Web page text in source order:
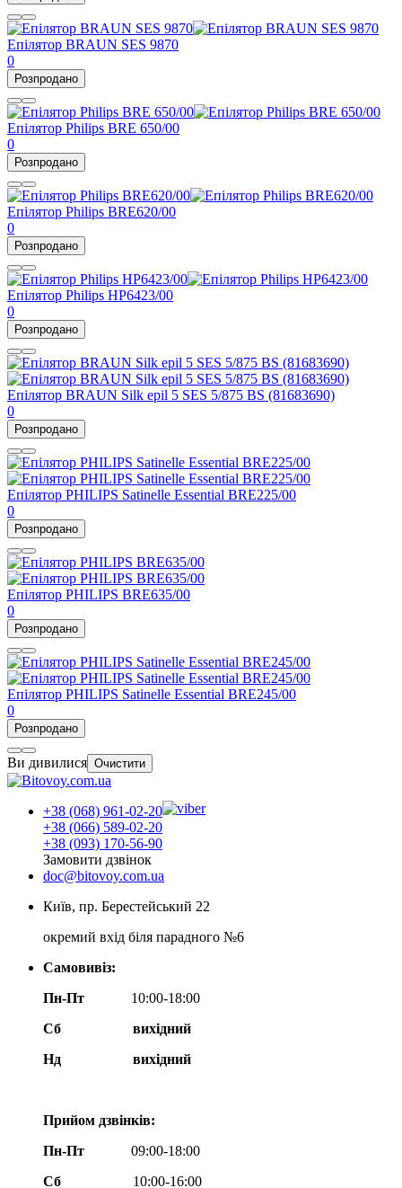
Епілятор BRAUN SES 9870
0
Розпродано
Епілятор Philips BRE 650/00
0
Розпродано
Епілятор Philips BRE620/00
0
Розпродано
Епілятор Philips HP6423/00
0
Розпродано
Епілятор BRAUN Silk epil 5 SES 5/875 BS (81683690)
0
Розпродано
Епілятор PHILIPS Satinelle Essential BRE225/00
0
Розпродано
Епілятор PHILIPS BRE635/00
0
Розпродано
Епілятор PHILIPS Satinelle Essential BRE245/00
0
Розпродано
Ви дивилися Очистити
+38 (068) 961-02-20
+38 (066) 589-02-20
+38 (093) 170-56-90
Замовити дзвінок
doc@bitovoy.com.ua
Київ, пр. Берестейський 22
окремий вхід біля парадного №6
Самовивіз:
Пн-Пт
10:00-18:00
Сб
вихідний
Нд
вихідний
Прийом дзвінків:
Пн-Пт
09:00-18:00
Сб
10:00-16:00